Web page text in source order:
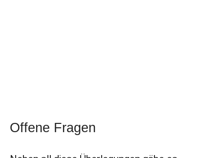
Offene Fragen